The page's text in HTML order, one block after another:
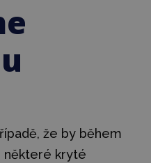
že by během
některé kryté